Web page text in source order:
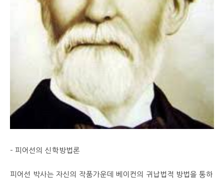
– 피어선의 신학방법론
피어선 박사는 자신의 작품가운데 베이컨의 귀납법적 방법을 통하